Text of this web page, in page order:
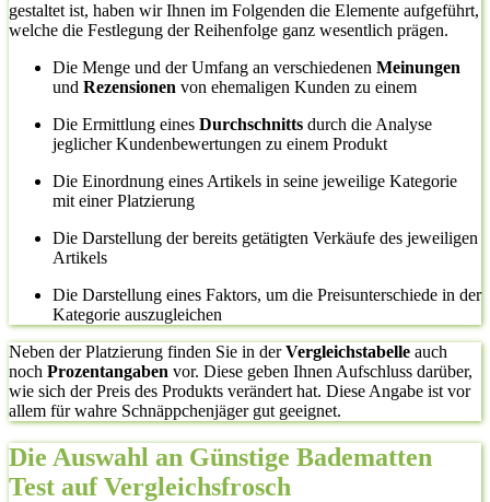
gestaltet ist, haben wir Ihnen im Folgenden die Elemente aufgeführt,
welche die Festlegung der Reihenfolge ganz wesentlich prägen.
Die Menge und der Umfang an verschiedenen Meinungen
und Rezensionen von ehemaligen Kunden zu einem
Die Ermittlung eines Durchschnitts durch die Analyse
jeglicher Kundenbewertungen zu einem Produkt
Die Einordnung eines Artikels in seine jeweilige Kategorie
mit einer Platzierung
Die Darstellung der bereits getätigten Verkäufe des jeweiligen
Artikels
Die Darstellung eines Faktors, um die Preisunterschiede in der
Kategorie auszugleichen
Neben der Platzierung finden Sie in derVergleichstabelle auch
noch Prozentangaben vor. Diese geben Ihnen Aufschluss darüber,
wie sich der Preis des Produkts verändert hat. Diese Angabe ist vor
allem für wahre Schnäppchenjäger gut geeignet.
Die Auswahl an Günstige Badematten
Test auf Vergleichsfrosch